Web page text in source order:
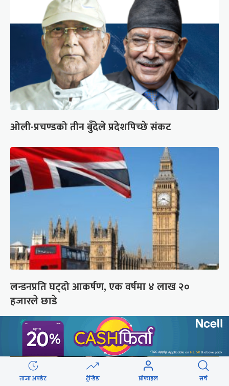
ओली-प्रचण्डको तीन बुँदेले प्रदेशपिच्छे संकट
लन्डनप्रति घट्दो आकर्षण, एक वर्षमा ४ लाख २०
हजारले छाडे
ताजा अपडेट ट्रेन्डिङ प्रोफाइल सर्च